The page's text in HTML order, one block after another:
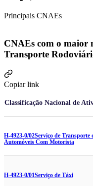
Principais CNAEs
CNAEs com o maior
Transporte
Copiar link
Classificação Nacional de
H-4923-0/02Serviço de Transporte
Automóveis Com Motorista
H-4923-0/01Serviço de Táxi